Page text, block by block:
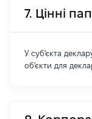
7. Цінні
У суб'єкта
об'єкти для